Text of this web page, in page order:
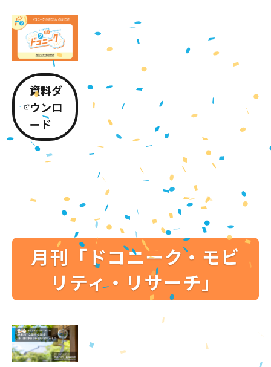
資料ダ
ウンロ
ード
月刊「ドコニーク・モビ
リティ・リサーチ」